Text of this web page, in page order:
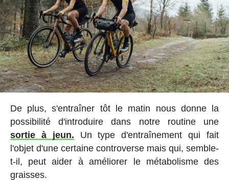
De plus, s'entraîner tôt le matin nous donne la
possibilité d'introduire dans notre routine une
sortie à jeun. Un type d'entraînement qui fait
l'objet d'une certaine controverse mais qui, semble-
t-il, peut aider à améliorer le métabolisme des
graisses.